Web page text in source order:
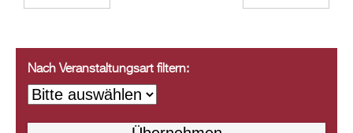
Nach Veranstaltungsart filtern: